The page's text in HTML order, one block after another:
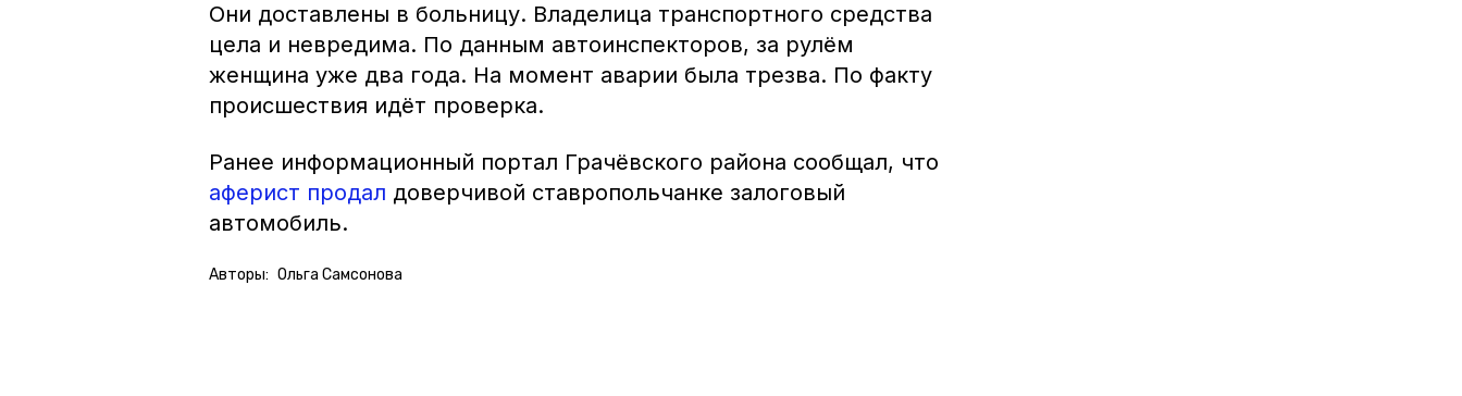
Они доставлены в больницу. Владелица транспортного средства
цела и невредима. По данным автоинспекторов, за рулём
женщина уже два года. На момент аварии была трезва. По факту
происшествия идёт проверка.
Ранее информационный портал Грачёвского района сообщал, что
аферист продал доверчивой ставропольчанке залоговый
автомобиль.
Авторы: Ольга Самсонова